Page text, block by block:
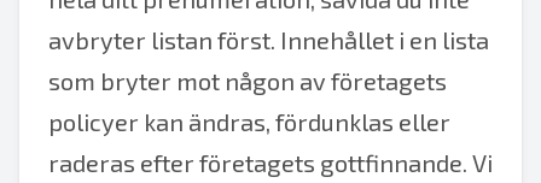
avbryter listan först. Innehållet i en lista
som bryter mot någon av företagets
policyer kan ändras, fördunklas eller
raderas efter företagets gottfinnande. Vi